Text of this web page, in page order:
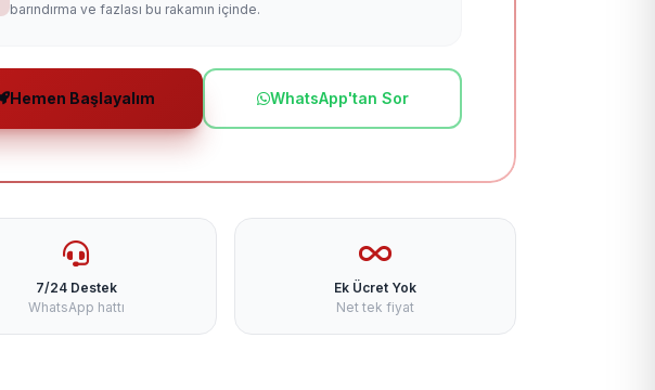
barındırma ve fazlası bu rakamın içinde.
Hemen Başlayalım WhatsApp'tan Sor
7/24 Destek
WhatsApp hattı
Ek Ücret Yok
Net tek fiyat